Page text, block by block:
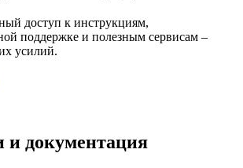
доступ к инструкциям,
поддержке и полезным сервисам –
усилий.
и документация